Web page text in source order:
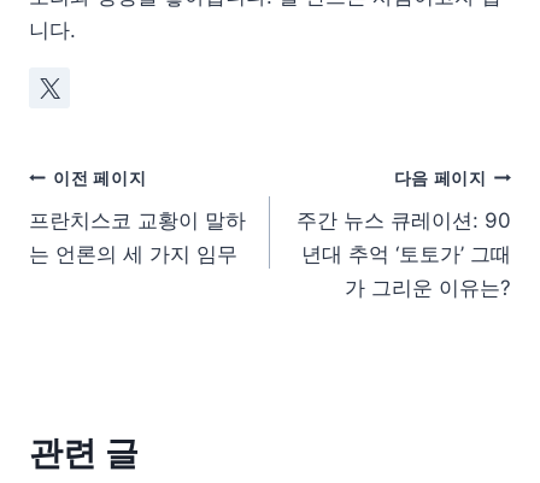
니다.
이전 페이지
프란치스코 교황이 말하
는 언론의 세 가지 임무
다음 페이지
주간 뉴스 큐레이션: 90
년대 추억 ‘토토가’ 그때
가 그리운 이유는?
관련 글